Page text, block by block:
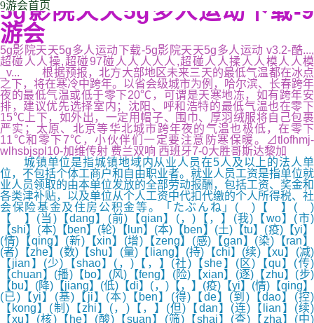
9游会首页
5g影院天天5g多人运动下载-9
游会
5g影院天天5g多人运动下载-5g影院天天5g多人运动 v3.2-酷...,
超碰人人操,超碰97碰人人人人人,超碰人人揉人人模人人模
_v... 根据预报，北方大部地区未来三天的最低气温都在冰点
之下，将在寒冷中跨年。以省会级城市为例，哈尔滨、长春跨年
夜的最低气温或低于零下20℃，可谓是天寒地冻，如有跨年安
排，建议优先选择室内；沈阳、呼和浩特的最低气温也在零下
15℃上下，如外出，一定用帽子、围巾、厚羽绒服将自己包裹
严实；太原、北京等华北城市跨年夜的气温也极低，在零下
11℃和零下7℃，小伙伴们一定要注意防寒保暖。⊿tlofhmj-
wlhsbjspl10-加维传射 费兰双响 西班牙7-0大胜哥斯达黎加
城镇单位是指城镇地域内从业人员在5人及以上的法人单
位，不包括个体工商户和自由职业者。就业人员工资是指单位就
业人员领取的由本单位发放的全部劳动报酬，包括工资、奖金和
各类津补贴，以及单位从个人工资中代扣代缴的个人所得税、社
会保险基金及住房公积金等。「たぶんね」( )【 】( )
【 】(当)【dang】(前)【qian】(，)【，】(我)【wo】(市)
【shi】(本)【ben】(轮)【lun】(本)【ben】(土)【tu】(疫)【yi】
(情)【qing】(新)【xin】(增)【zeng】(感)【gan】(染)【ran】
(者)【zhe】(数)【shu】(量)【liang】(持)【chi】(续)【xu】(减)
【jian】(少)【shao】(，)【，】(社)【she】(区)【qu】(传)
【chuan】(播)【bo】(风)【feng】(险)【xian】(逐)【zhu】(步)
【bu】(降)【jiang】(低)【di】(，)【，】(疫)【yi】(情)【qing】
(已)【yi】(基)【ji】(本)【ben】(得)【de】(到)【dao】(控)
【kong】(制)【zhi】(，)【，】(但)【dan】(连)【lian】(续)
【xu】(核)【he】(酸)【suan】(筛)【shai】(查)【zha】(中)